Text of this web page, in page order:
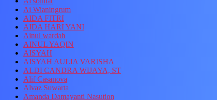
Ai Wianingrum
AIDA FITRI
AIDA HARI YANI
Ainul wardah
AINUL YAQIN
AISYAH
AISYAH AULIA VARISHA
ALDI CANDRA WIJAYA, ST
Alif Casanova
Alvaz Suwarta
Amanda Damayanti Nasution